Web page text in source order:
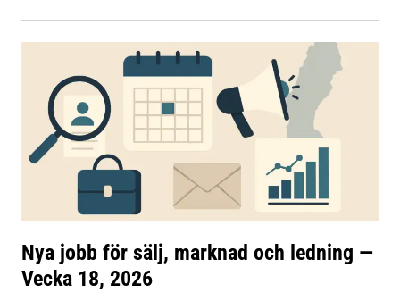
Nya jobb för sälj, marknad och ledning —
Vecka 18, 2026